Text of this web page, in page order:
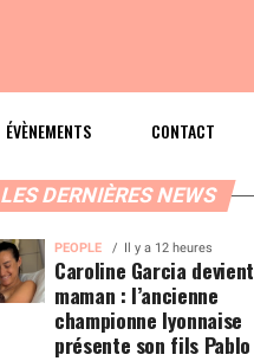
ÉVÈNEMENTS CONTACT
LES DERNIÈRES NEWS
PEOPLE Il y a 12 heures
Caroline Garcia devient
maman : l’ancienne
championne lyonnaise
présente son fils Pablo